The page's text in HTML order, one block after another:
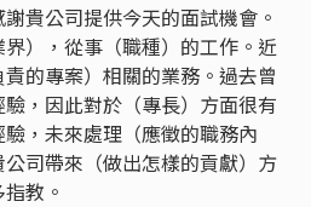
貴公司提供今天的面試機會。
），從事（職種）的工作。近
的專案）相關的業務。過去曾
，因此對於（專長）方面很有
，未來處理（應徵的職務內
司帶來（做出怎樣的貢獻）方
教。